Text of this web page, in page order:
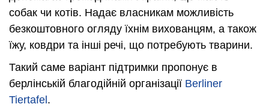
собак чи котів. Надає власникам можливість
безкоштовного огляду їхнім вихованцям, а також
їжу, ковдри та інші речі, що потребують тварини.
Такий саме варіант підтримки пропонує в
берлінській благодійній організації Berliner
Tiertafel.